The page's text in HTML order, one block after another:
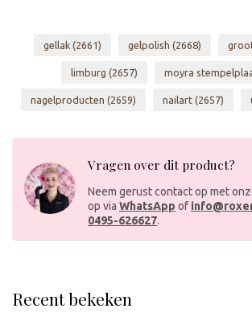
gellak (2661) gelpolish (2668)
limburg (2657) moyra
nagelproducten (2659) nailart (2657)
Vragen over dit product?
Neem gerust contact op met
op via WhatsApp of
0495-626627.
Recent bekeken